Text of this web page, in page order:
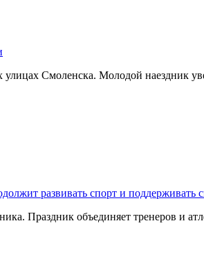
Смоленска. Молодой наездник
развивать спорт и поддерживать
Праздник объединяет тренеров